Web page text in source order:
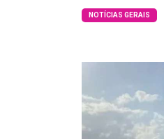
NOTÍCIAS GERAIS